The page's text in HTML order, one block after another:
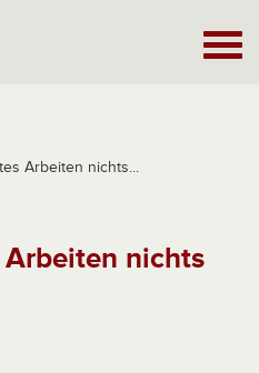
Arbeiten nichts...
nichts